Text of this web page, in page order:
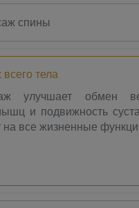
спины
тела
улучшает обмен
и подвижность
на все жизненные